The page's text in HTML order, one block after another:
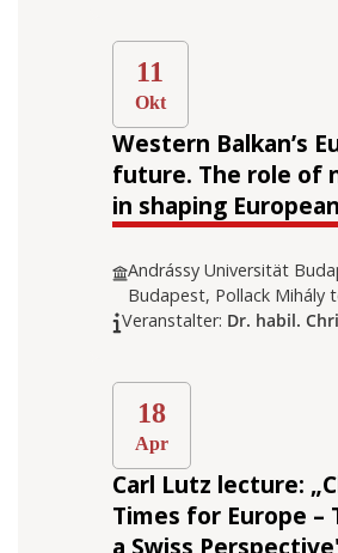
11
Okt
Western Balkan’s
future. The role of
in shaping
Andrássy Universität
Budapest, Pollack Mihály
Veranstalter: Dr. habil.
18
Apr
Carl Lutz lecture:
Times for Europe